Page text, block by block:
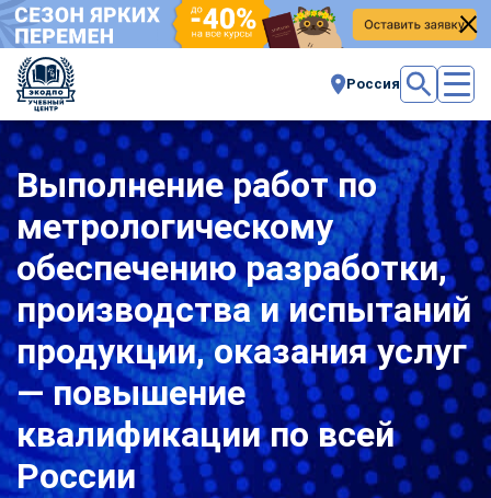
Россия
Выполнение работ по
метрологическому
обеспечению разработки,
производства и испытаний
продукции, оказания услуг
— повышение
квалификации по всей
России